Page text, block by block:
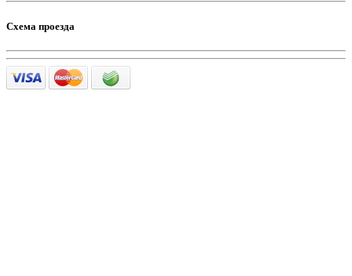
Схема проезда